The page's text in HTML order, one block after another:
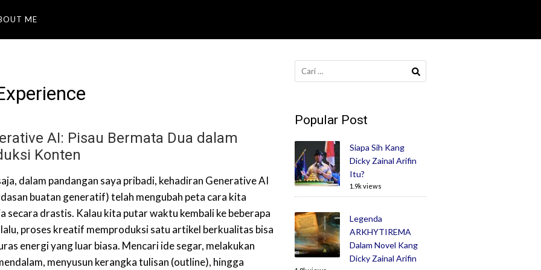
ME
AI: Pisau Bermata Dua dalam
Konten
dalam pandangan saya pribadi, kehadiran Generative AI
buatan generatif) telah mengubah peta cara kita
secara drastis. Kalau kita putar waktu kembali ke beberapa
proses kreatif memproduksi satu artikel berkualitas bisa
energi yang luar biasa. Mencari ide segar, melakukan
menyusun kerangka tulisan (outline), hingga
Cari
untuk:
Popular Post
Siapa Sih Kang
Dicky Zainal Arifin
Itu?
1.9k views
Legenda
ARKHYTIREMA
Dalam Novel Kang
Dicky Zainal Arifin